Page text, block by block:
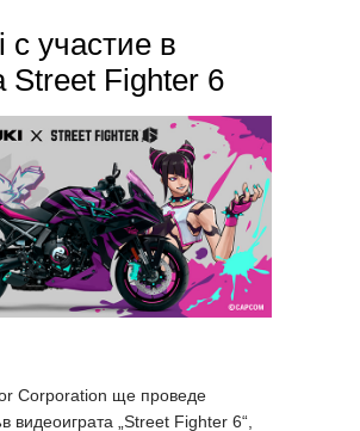
с участие в
Street Fighter 6
Corporation ще проведе
видеоиграта „Street Fighter 6“,